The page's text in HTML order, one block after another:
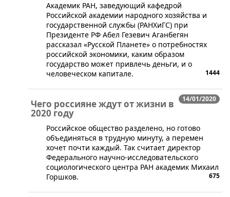
Академик РАН, заведующий кафедрой
Российской академии народного хозяйства и
государственной службы (РАНХиГС) при
Президенте РФ Абел Гезевич Аганбегян
рассказал «Русской Планете» о потребностях
российской экономики, каким образом
государство может привлечь деньги, и о
человеческом капитале.
1444
14/01/2020
Чего россияне ждут от жизни в
2020 году
​Российское общество разделено, но готово
объединяться в трудную минуту, а перемен
хочет почти каждый. Так считает директор
Федерального научно-исследовательского
социологического центра РАН академик Михаил
Горшков.
675